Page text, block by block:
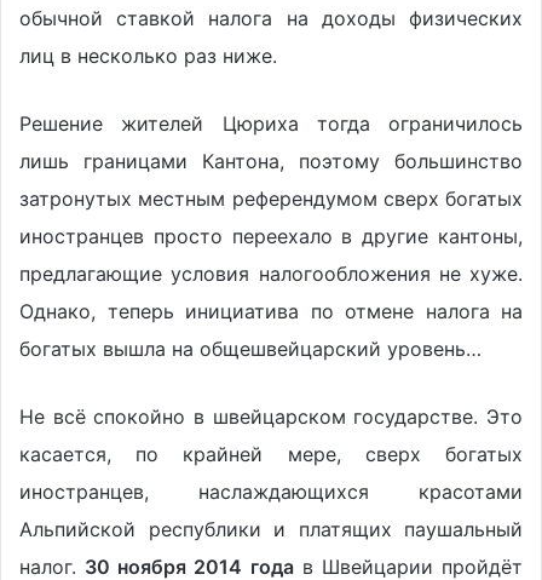
обычной ставкой налога на доходы физических
лиц в несколько раз ниже.
Решение жителей Цюриха тогда ограничилось
лишь границами Кантона, поэтому большинство
затронутых местным референдумом сверх богатых
иностранцев просто переехало в другие кантоны,
предлагающие условия налогообложения не хуже.
Однако, теперь инициатива по отмене налога на
богатых вышла на общешвейцарский уровень…
Не всё спокойно в швейцарском государстве. Это
касается, по крайней мере, сверх богатых
иностранцев, наслаждающихся красотами
Альпийской республики и платящих паушальный
налог. 30 ноября 2014 годав Швейцарии пройдёт